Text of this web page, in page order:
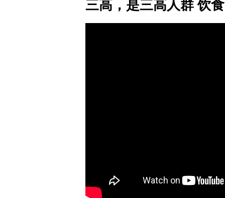
三高，是三高人群 饮